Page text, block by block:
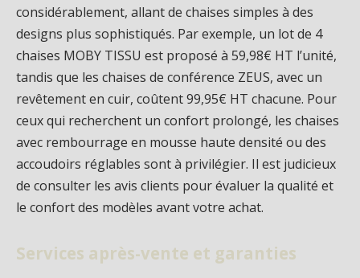
considérablement, allant de chaises simples à des
designs plus sophistiqués. Par exemple, un lot de 4
chaises MOBY TISSU est proposé à 59,98€ HT l’unité,
tandis que les chaises de conférence ZEUS, avec un
revêtement en cuir, coûtent 99,95€ HT chacune. Pour
ceux qui recherchent un confort prolongé, les chaises
avec rembourrage en mousse haute densité ou des
accoudoirs réglables sont à privilégier. Il est judicieux
de consulter les avis clients pour évaluer la qualité et
le confort des modèles avant votre achat.
Services après-vente et garanties